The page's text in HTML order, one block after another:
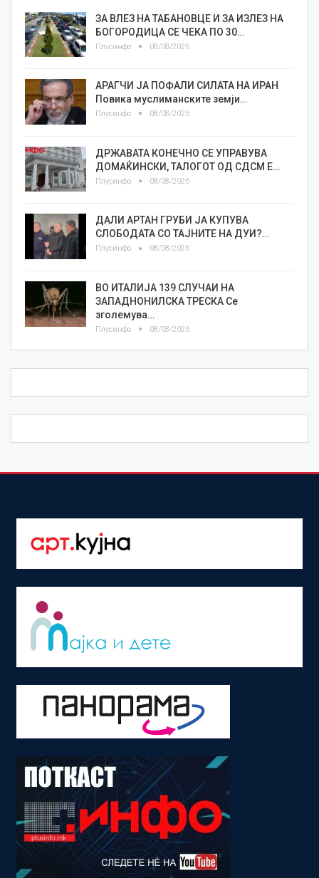
ЗА ВЛЕЗ НА ТАБАНОВЦЕ И ЗА ИЗЛЕЗ НА
БОГОРОДИЦА СЕ ЧЕКА ПО 30…
Плусинфо 08/08/2026
АРАГЧИ ЈА ПОФАЛИ СИЛАТА НА ИРАН
Повика муслиманските земји…
Плусинфо 08/08/2026
ДРЖАВАТА КОНЕЧНО СЕ УПРАВУВА
ДОМАЌИНСКИ, ТАЛОГОТ ОД СДСМ Е…
Плусинфо 08/08/2026
ДАЛИ АРТАН ГРУБИ ЈА КУПУВА
СЛОБОДАТА СО ТАЈНИТЕ НА ДУИ?…
Плусинфо 08/08/2026
ВО ИТАЛИЈА 139 СЛУЧАИ НА
ЗАПАДНОНИЛСКА ТРЕСКА Се
зголемува…
Плусинфо 08/08/2026